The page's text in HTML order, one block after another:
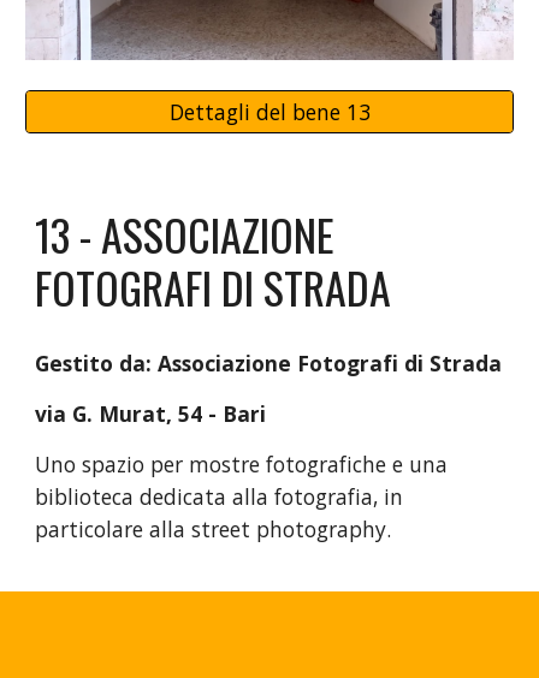
Dettagli del bene 13
13-ASSOCIAZIONE
FOTOGRAFI DI STRADA
Gestito da:Associazione Fotografi di Strada
via G. Murat,54 - Bari
Uno spazio per mostre fotografiche e una
biblioteca dedicata alla fotografia, in
particolare alla street photography.